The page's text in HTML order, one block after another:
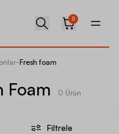
0
-Fresh foam
Foam 0 Ürün
Filtrele